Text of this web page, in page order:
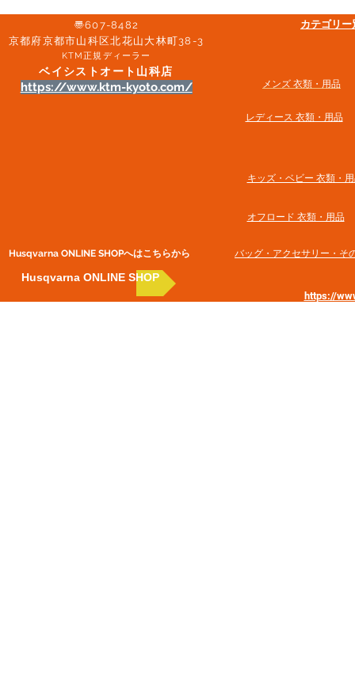
〠607-8482
京都府京都市山科区北花山大林町38-3​
KTM正規ディーラー
ベイシストオート山科店
https://www.ktm-kyoto.com/
Husqvarna ONLINE SHOP​へはこちらから
Husqvarna ONLINE SHOP
カテゴリ
メンズ 衣類・用品
​レディース 衣類・用品
キッズ・ベビー 衣類・
オフロード 衣類・用品
バッグ・アクセサリー・そ
https://